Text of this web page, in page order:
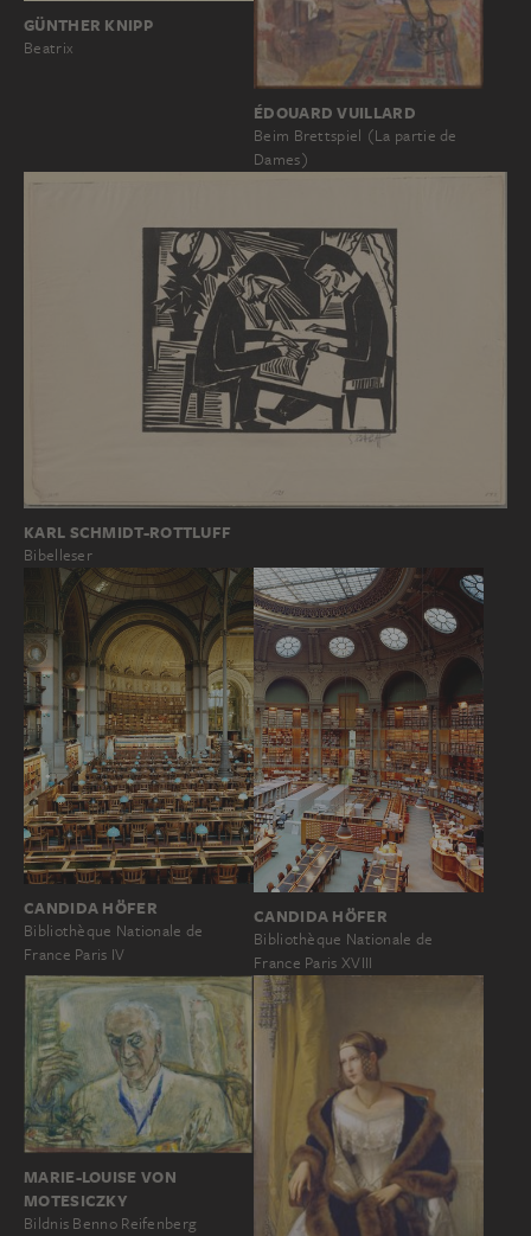
GÜNTHER KNIPP
Beatrix
ÉDOUARD VUILLARD
Beim Brettspiel (La partie de
Dames)
KARL SCHMIDT-ROTTLUFF
Bibelleser
CANDIDA HÖFER
Bibliothèque Nationale de
France Paris IV
CANDIDA HÖFER
Bibliothèque Nationale de
France Paris XVIII
MARIE-LOUISE VON
MOTESICZKY
Bildnis Benno Reifenberg